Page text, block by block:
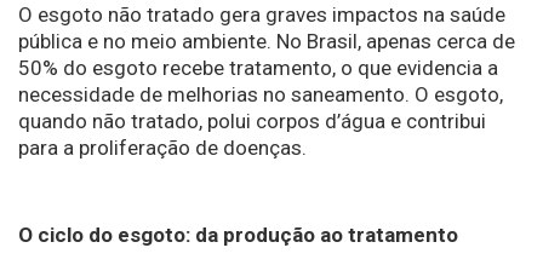
O esgoto não tratado gera graves impactos na saúde
pública e no meio ambiente. No Brasil, apenas cerca de
50% do esgoto recebe tratamento, o que evidencia a
necessidade de melhorias no saneamento. O esgoto,
quando não tratado, polui corpos d’água e contribui
para a proliferação de doenças.
O ciclo do esgoto: da produção ao tratamento